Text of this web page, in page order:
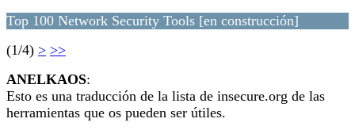
Top 100 Network Security Tools [en construcción]
(1/4) > >>
ANELKAOS:
Esto es una traducción de la lista de insecure.org de las
herramientas que os pueden ser útiles.